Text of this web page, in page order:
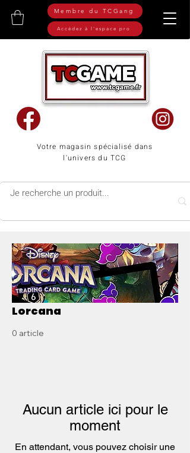
Votre magasin spécialisé dans
l'univers du TCG
Membre du TCGang
Accédez à l'espace pro
Lorcana
0 article
Aucun article ici pour le
moment
En attendant, vous pouvez choisir une